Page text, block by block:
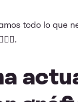
todo lo que